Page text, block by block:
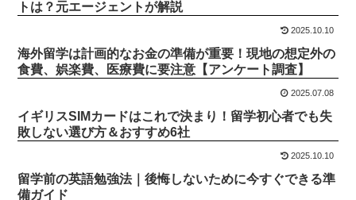
トは？元エージェントが解説
2025.10.10
海外留学は計画的なお金の準備が重要！現地の想定外の
食費、娯楽費、医療費に要注意【アンケート調査】
2025.07.08
イギリスSIMカードはこれで決まり！留学初心者でも失
敗しない選び方＆おすすめ6社
2025.10.10
留学前の英語勉強法｜後悔しないために今すぐできる準
備ガイド